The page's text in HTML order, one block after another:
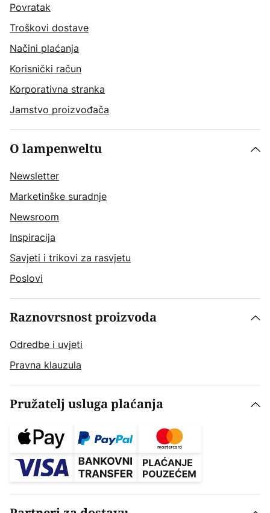
Povratak
Troškovi dostave
Načini plaćanja
Korisnički račun
Korporativna stranka
Jamstvo proizvođača
O lampenweltu
Newsletter
Marketinške suradnje
Newsroom
Inspiracija
Savjeti i trikovi za rasvjetu
Poslovi
Raznovrsnost proizvoda
Odredbe i uvjeti
Pravna klauzula
Pružatelj usluga plaćanja